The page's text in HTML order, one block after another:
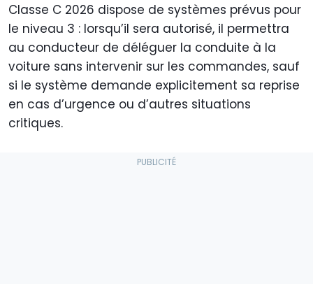
Classe C 2026 dispose de systèmes prévus pour
le niveau 3 : lorsqu’il sera autorisé, il permettra
au conducteur de déléguer la conduite à la
voiture sans intervenir sur les commandes, sauf
si le système demande explicitement sa reprise
en cas d’urgence ou d’autres situations
critiques.